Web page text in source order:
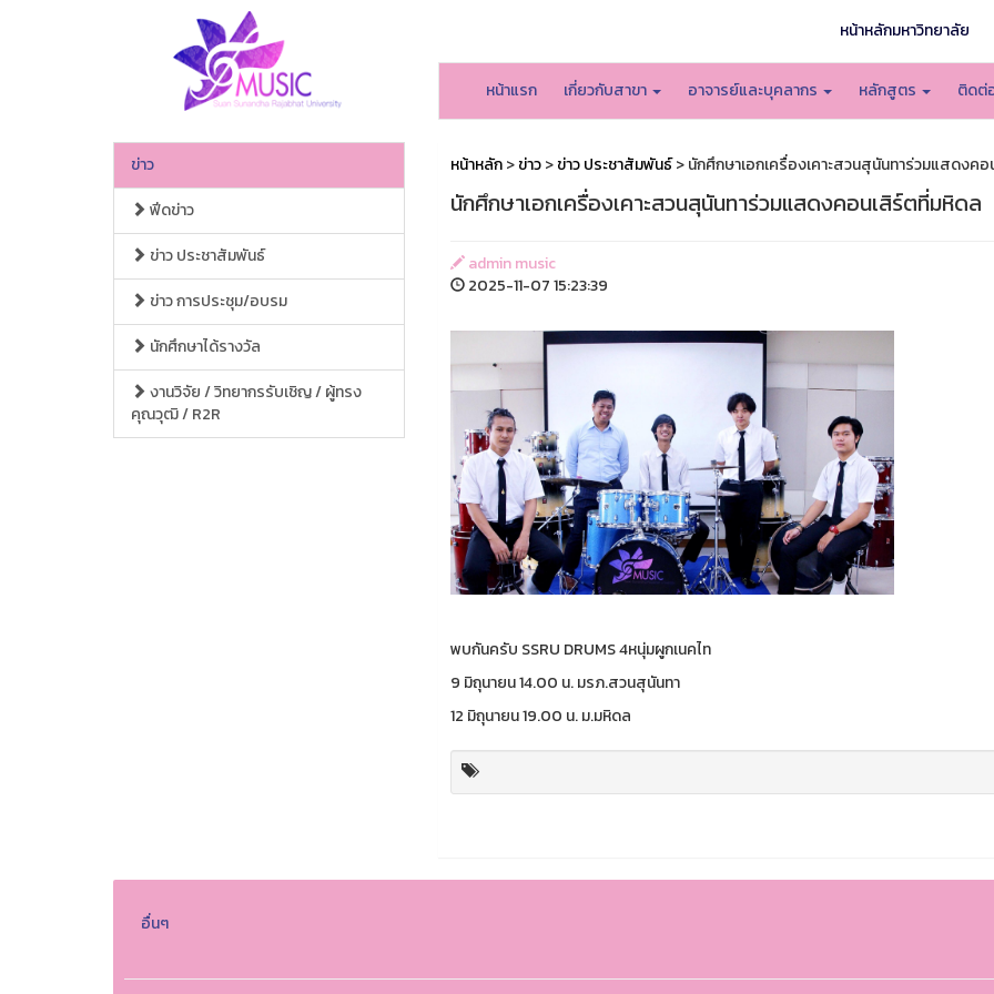
หน้าหลักมหาวิทยาลัย
หน้าแรก เกี่ยวกับสาขา อาจารย์และบุคลากร หลักสูตร ติดต่
ข่าว
ฟีดข่าว
ข่าว ประชาสัมพันธ์
ข่าว การประชุม/อบรม
นักศึกษาได้รางวัล
งานวิจัย / วิทยากรรับเชิญ / ผู้ทรง
คุณวุฒิ / R2R
หน้าหลัก>ข่าว>ข่าว ประชาสัมพันธ์> นักศึกษาเอกเครื่องเคาะสวนสุนันทาร่วมแสดงค
นักศึกษาเอกเครื่องเคาะสวนสุนันทาร่วมแสดงคอนเสิร์ตที่มหิดล
admin music
2025-11-07 15:23:39
พบกันครับ SSRU DRUMS 4หนุ่มผูกเนคไท
9 มิถุนายน 14.00 น. มรภ.สวนสุนันทา
12 มิถุนายน 19.00 น. ม.มหิดล
อื่นๆ